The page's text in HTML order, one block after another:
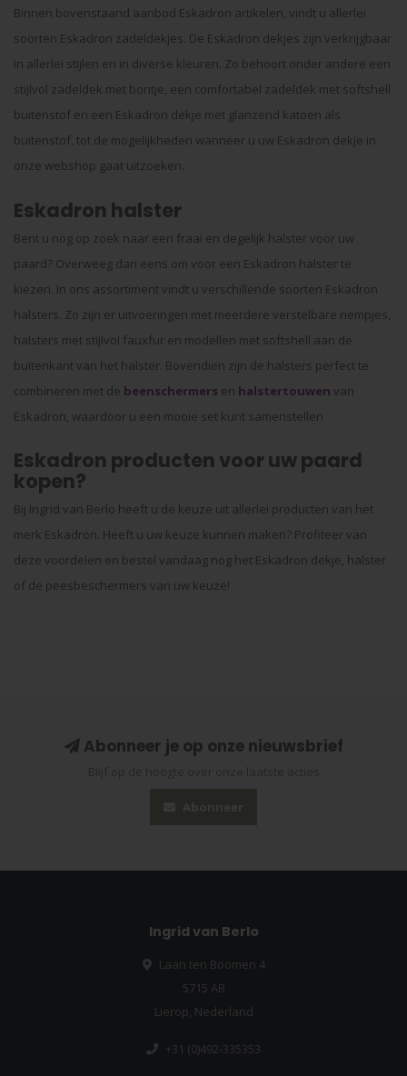
Binnen bovenstaand aanbod Eskadron artikelen, vindt u allerlei
soorten Eskadron zadeldekjes. De Eskadron dekjes zijn verkrijgbaar
in allerlei stijlen en in diverse kleuren. Zo behoort onder andere een
stijlvol zadeldek met bontje, een comfortabel zadeldek met softshell
buitenstof en een Eskadron dekje met glanzend katoen als
buitenstof, tot de mogelijkheden wanneer u uw Eskadron dekje in
onze webshop gaat uitzoeken.
Eskadron halster
Bent u nog op zoek naar een fraai en degelijk halster voor uw
paard? Overweeg dan eens om voor een Eskadron halster te
kiezen. In ons assortiment vindt u verschillende soorten Eskadron
halsters. Zo zijn er uitvoeringen met meerdere verstelbare riempjes,
halsters met stijlvol fauxfur en modellen met softshell aan de
buitenkant van het halster. Bovendien zijn de halsters perfect te
combineren met de beenschermers en halstertouwen van
Eskadron, waardoor u een mooie set kunt samenstellen
Eskadron producten voor uw paard
kopen?
Bij Ingrid van Berlo heeft u de keuze uit allerlei producten van het
merk Eskadron. Heeft u uw keuze kunnen maken? Profiteer van
deze voordelen en bestel vandaag nog het Eskadron dekje, halster
of de peesbeschermers van uw keuze!
Abonneer je op onze nieuwsbrief
Ingrid van Berlo
Laan ten Boomen 4
5715 AB
Lierop, Nederland
+31 (0)492-335353